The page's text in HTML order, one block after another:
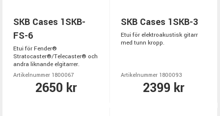
SKB Cases 1SKB-
FS-6
Etui för Fender®
Stratocaster®/Telecaster® och
andra liknande elgitarrer.
Artikelnummer 1800067
2650 kr
SKB Cases 1SKB-3
Etui för elektroakustisk gitarr
med tunn kropp.
Artikelnummer 1800093
2399 kr